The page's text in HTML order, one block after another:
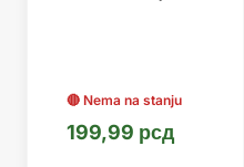
199,99 рсд